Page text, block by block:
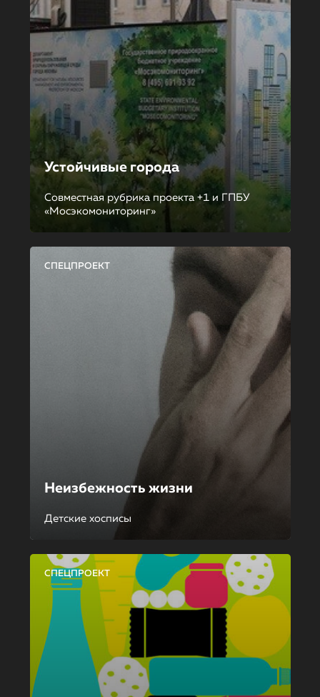
Устойчивые города
Совместная рубрика проекта +1 и ГПБУ
«Мосэкомониторинг»
СПЕЦПРОЕКТ
Неизбежность жизни
Детские хосписы
СПЕЦПРОЕКТ